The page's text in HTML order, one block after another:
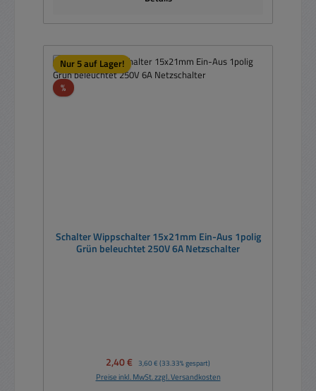
Nur 5 auf Lager!
%Rabatt
Schalter Wippschalter 15x21mm Ein-Aus 1polig
Grün beleuchtet 250V 6A Netzschalter
Verkaufspreis:
2,40 € Regulärer Preis:
3,60 € (33.33% gespart)
Preise inkl. MwSt. zzgl. Versandkosten